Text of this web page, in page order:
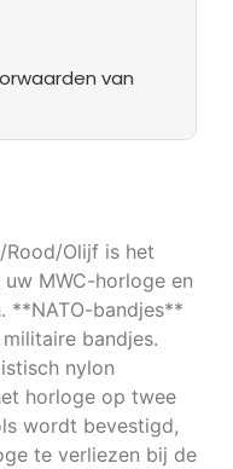
van
Rood/Olijf is het
MWC-horloge en
**NATO-bandjes**
bandjes.
nylon
horloge op twee
wordt bevestigd,
te verliezen bij de